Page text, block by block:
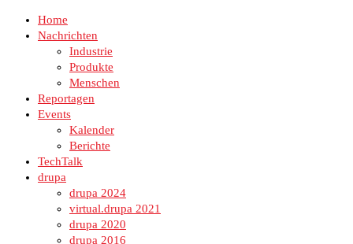
Home
Nachrichten
Industrie
Produkte
Menschen
Reportagen
Events
Kalender
Berichte
TechTalk
drupa
drupa 2024
virtual.drupa 2021
drupa 2020
drupa 2016